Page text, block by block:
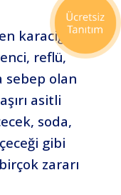
karaciğer
reflü,
sebep olan
asitli
soda,
gibi
zararı